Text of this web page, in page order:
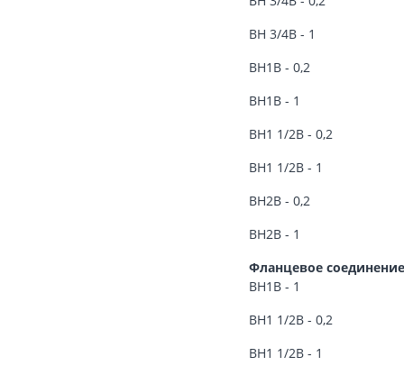
ВН 3/4В - 1
ВН1В - 0,2
ВН1В - 1
ВН1 1/2В - 0,2
ВН1 1/2В - 1
ВН2В - 0,2
ВН2В - 1
Фланцевое соединение
ВН1В - 1
ВН1 1/2В - 0,2
ВН1 1/2В - 1